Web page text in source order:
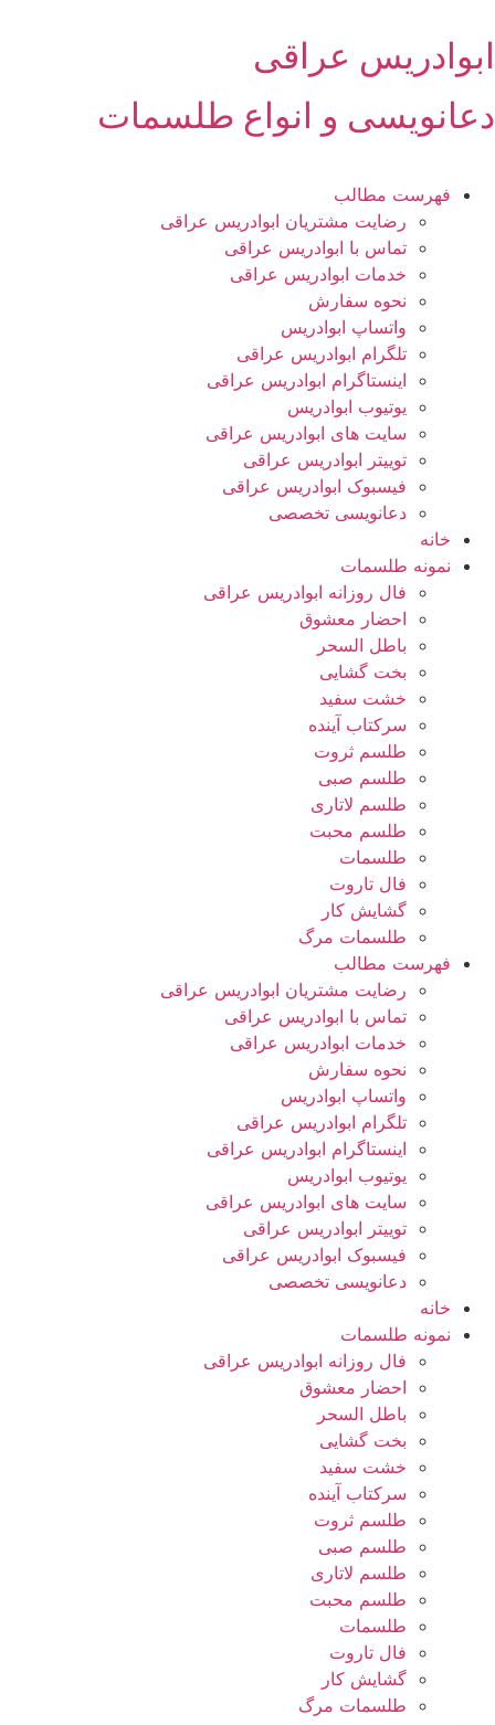
به
محتوا
ابوادریس عراقی
دعانویسی و انواع طلسمات
فهرست مطالب
رضایت مشتریان ابوادریس عراقی
تماس با ابوادریس عراقی
خدمات ابوادریس عراقی
نحوه سفارش
واتساپ ابوادریس
تلگرام ابوادریس عراقی
اینستاگرام ابوادریس عراقی
یوتیوب ابوادریس
سایت های ابوادریس عراقی
توییتر ابوادریس عراقی
فیسبوک ابوادریس عراقی
دعانویسی تخصصی
خانه
نمونه طلسمات
فال روزانه ابوادریس عراقی
احضار معشوق
باطل السحر
بخت گشایی
خشت سفید
سرکتاب آینده
طلسم ثروت
طلسم صبی
طلسم لاتاری
طلسم محبت
طلسمات
فال تاروت
گشایش کار
طلسمات مرگ
فهرست مطالب
رضایت مشتریان ابوادریس عراقی
تماس با ابوادریس عراقی
خدمات ابوادریس عراقی
نحوه سفارش
واتساپ ابوادریس
تلگرام ابوادریس عراقی
اینستاگرام ابوادریس عراقی
یوتیوب ابوادریس
سایت های ابوادریس عراقی
توییتر ابوادریس عراقی
فیسبوک ابوادریس عراقی
دعانویسی تخصصی
خانه
نمونه طلسمات
فال روزانه ابوادریس عراقی
احضار معشوق
باطل السحر
بخت گشایی
خشت سفید
سرکتاب آینده
طلسم ثروت
طلسم صبی
طلسم لاتاری
طلسم محبت
طلسمات
فال تاروت
گشایش کار
طلسمات مرگ